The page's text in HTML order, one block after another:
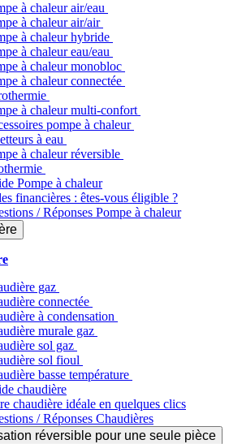
à chaleur air/eau
à chaleur air/air
à chaleur hybride
à chaleur​ eau/eau
à chaleur monobloc
à chaleur connectée
à chaleur multi-confort
pompe à chaleur
à eau
à chaleur réversible
Pompe à chaleur
financières : êtes-vous éligible ?
/ Réponses Pompe à chaleur
gaz
connectée
à condensation
murale gaz
sol gaz
sol fioul
basse température
chaudière
chaudière idéale en quelques clics
/ Réponses Chaudières
réversible pour une seule pièce